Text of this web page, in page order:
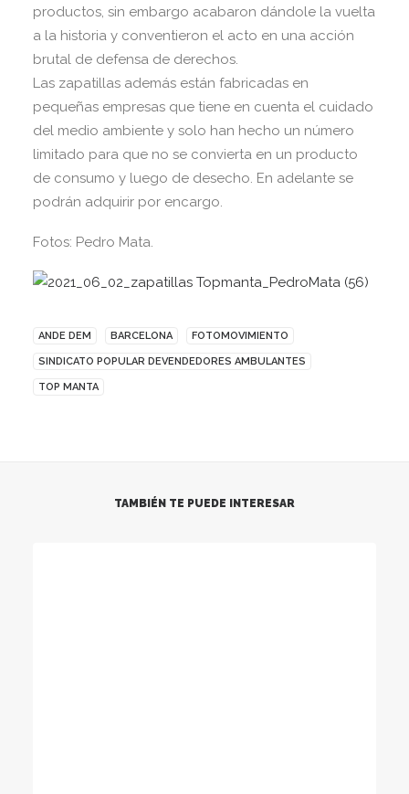
productos, sin embargo acabaron dándole la vuelta
a la historia y conventieron el acto en una acción
brutal de defensa de derechos.
Las zapatillas además están fabricadas en
pequeñas empresas que tiene en cuenta el cuidado
del medio ambiente y solo han hecho un número
limitado para que no se convierta en un producto
de consumo y luego de desecho. En adelante se
podrán adquirir por encargo.
Fotos: Pedro Mata.
ANDE DEM BARCELONA FOTOMOVIMIENTO
SINDICATO POPULAR DEVENDEDORES AMBULANTES
TOP MANTA
TAMBIÉN TE PUEDE INTERESAR